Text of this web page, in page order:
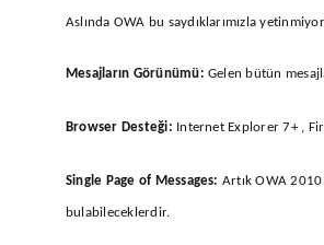
Aslında OWA bu saydıklarımızla
Mesajların Görünümü:Gelen bütün
Browser Desteği: Internet Explorer 7+ ,
Single Page of Messages: Artık OWA
bulabileceklerdir.